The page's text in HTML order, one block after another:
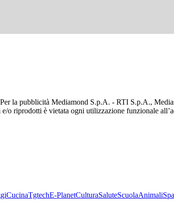
la pubblicità Mediamond S.p.A. - RTI S.p.A.,
o riprodotti è vietata ogni utilizzazione funzionale
CucinaTgtechE-PlanetCulturaSaluteScuolaAnimali